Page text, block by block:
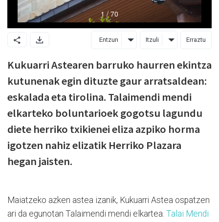
Entzun Itzuli Erraztu
Kukuarri Astearen barruko haurren ekintza
kutunenak egin dituzte gaur arratsaldean:
eskalada eta tirolina. Talaimendi mendi
elkarteko boluntarioek gogotsu lagundu
diete herriko txikienei eliza azpiko horma
igotzen nahiz elizatik Herriko Plazara
hegan jaisten.
Maiatzeko azken astea izanik, Kukuarri Astea ospatzen
ari da egunotan Talaimendi mendi elkartea. Talai Mendi